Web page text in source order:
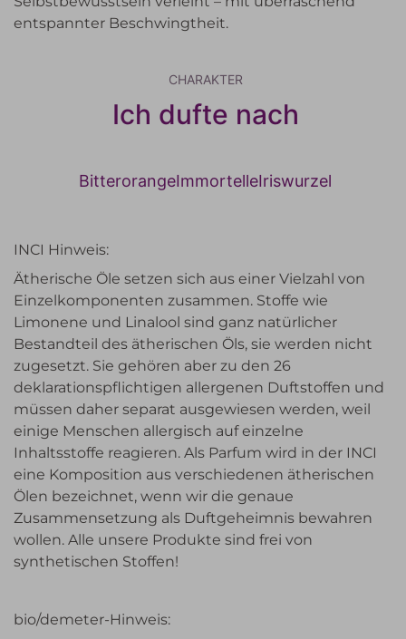
entspannter Beschwingtheit.
CHARAKTER
Ich dufte nach
BitterorangeImmortelleIriswurzel
INCI Hinweis:
Ätherische Öle setzen sich aus einer Vielzahl von
Einzelkomponenten zusammen. Stoffe wie
Limonene und Linalool sind ganz natürlicher
Bestandteil des ätherischen Öls, sie werden nicht
zugesetzt. Sie gehören aber zu den 26
deklarationspflichtigen allergenen Duftstoffen und
müssen daher separat ausgewiesen werden, weil
einige Menschen allergisch auf einzelne
Inhaltsstoffe reagieren. Als Parfum wird in der INCI
eine Komposition aus verschiedenen ätherischen
Ölen bezeichnet, wenn wir die genaue
Zusammensetzung als Duftgeheimnis bewahren
wollen. Alle unsere Produkte sind frei von
synthetischen Stoffen!
bio/demeter-Hinweis: